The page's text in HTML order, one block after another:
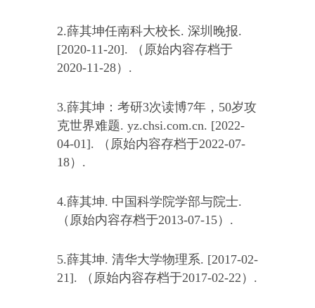
2.薛其坤任南科大校长. 深圳晚报.
[2020-11-20]. （原始内容存档于
2020-11-28）.
3.薛其坤：考研3次读博7年，50岁攻
克世界难题. yz.chsi.com.cn. [2022-
04-01]. （原始内容存档于2022-07-
18）.
4.薛其坤. 中国科学院学部与院士.
（原始内容存档于2013-07-15）.
5.薛其坤. 清华大学物理系. [2017-02-
21]. （原始内容存档于2017-02-22）.